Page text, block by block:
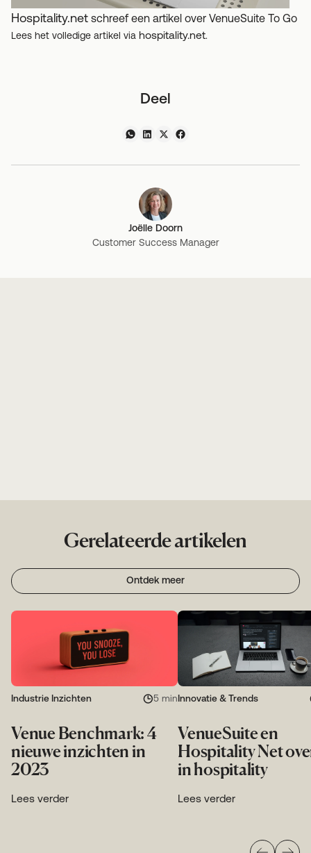
Hospitality.net schreef een artikel over VenueSuite To Go
Lees het volledige artikel via hospitality.net.
Deel
Joëlle Doorn
Customer Success Manager
Gerelateerde artikelen
Ontdek meer
Industrie Inzichten 5 min
Venue Benchmark: 4
nieuwe inzichten in
2023
Lees verder
Innovatie & Trends
VenueSuite en
Hospitality Net
in hospitality
Lees verder